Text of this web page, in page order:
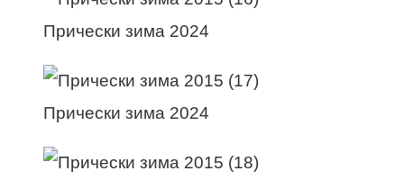
Прически зима 2024
Прически зима 2024